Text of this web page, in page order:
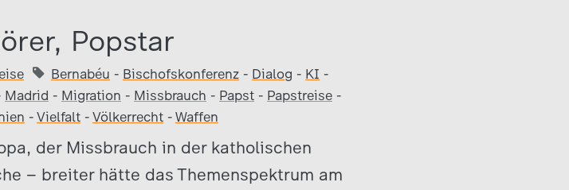
Popstar
Bernabéu - Bischofskonferenz - Dialog - KI -
Madrid - Migration - Missbrauch - Papst - Papstreise -
- Vielfalt - Völkerrecht - Waffen
der Missbrauch in der katholischen
– breiter hätte das Themenspektrum am